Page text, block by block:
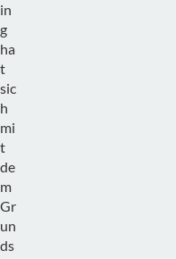
in
g
ha
t
sic
h
mi
t
de
m
Gr
un
ds